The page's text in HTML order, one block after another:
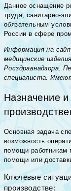
Данное оснащение
труда, санитарно-
обязательным
России в сфере
Информация на
медицинские
Росздравнадзора.
специалиста.
Назначение
Основная задача
возможность
помощи работникам
помощи или
Ключевые
производстве: